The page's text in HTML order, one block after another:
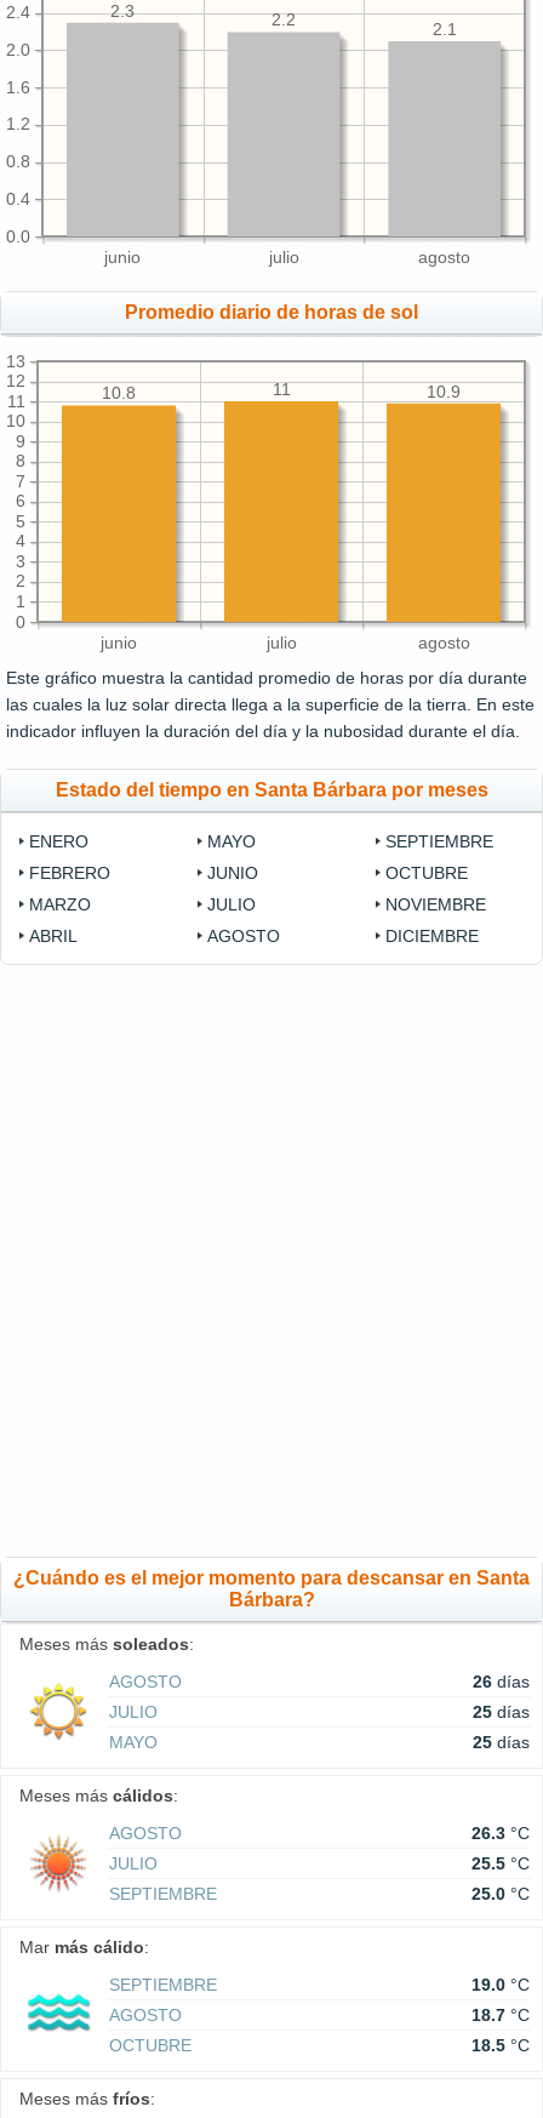
junio julio agosto
0.0
0.4
0.8
1.2
1.6
2.0
2.4
2.1
2.2
2.3
Promedio diario de horas de sol
junio julio agosto
0
1
2
3
4
5
6
7
8
9
10
11
12
13
10.9
11
10.8
Este gráfico muestra la cantidad promedio de horas por día durante
las cuales la luz solar directa llega a la superficie de la tierra. En este
indicador influyen la duración del día y la nubosidad durante el día.
Estado del tiempo en Santa Bárbara por meses
ENERO
FEBRERO
MARZO
ABRIL
MAYO
JUNIO
JULIO
AGOSTO
SEPTIEMBRE
OCTUBRE
NOVIEMBRE
DICIEMBRE
¿Cuándo es el mejor momento para descansar en Santa
Bárbara?
Meses más soleados:
AGOSTO
26 días
JULIO
25 días
MAYO
25 días
Meses más cálidos:
AGOSTO
26.3 °C
JULIO
25.5 °C
SEPTIEMBRE
25.0 °C
Mar más cálido:
SEPTIEMBRE
19.0 °C
AGOSTO
18.7 °C
OCTUBRE
18.5 °C
Meses más fríos: